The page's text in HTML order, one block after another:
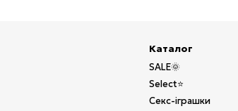
Каталог
SALE🌞
Select⭐
Секс-іграшки